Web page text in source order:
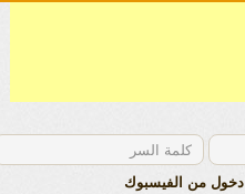
دخول من الفيسبوك